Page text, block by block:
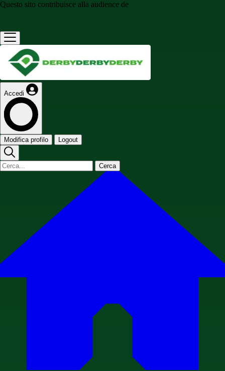
Questo sito contribuisce alla audience de
Accedi
Modifica profilo Logout
Cerca